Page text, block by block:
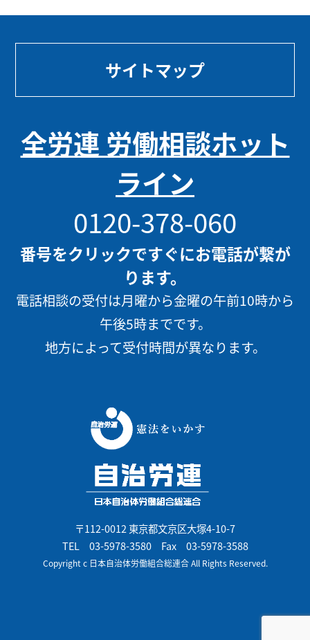
サイトマップ
全労連 労働相談ホット
ライン
0120-378-060
番号をクリックですぐにお電話が繋が
ります。
電話相談の受付は月曜から金曜の午前10時から
午後5時までです。
地方によって受付時間が異なります。
〒112-0012 東京都文京区大塚4-10-7
TEL 03-5978-3580Fax 03-5978-3588
Copyright c 日本自治体労働組合総連合 All Rights Reserved.